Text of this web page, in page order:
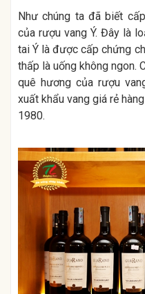
Như chúng ta đã biết
của rượu vang Ý. Đây là
tai Ý là được cấp chứng
thấp là uống không ngon.
quê hương của rượu
xuất khẩu vang giá rẻ
1980.